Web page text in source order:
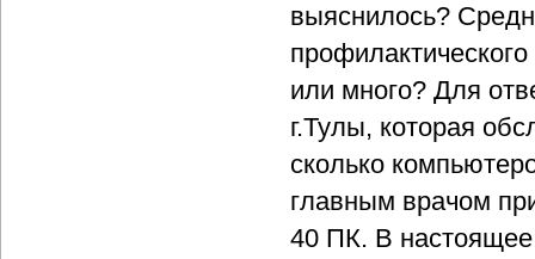
выяснилось?
или много? Для
г.Тулы, которая
сколько
главным врачом
40 ПК. В